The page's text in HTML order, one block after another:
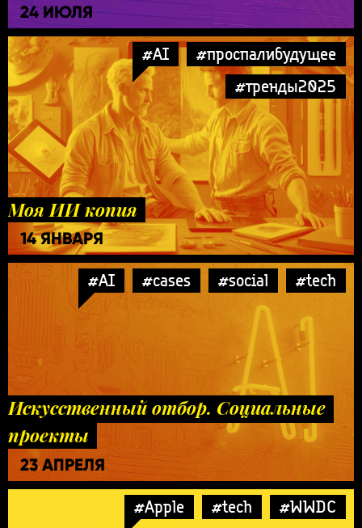
24 ИЮЛЯ
#AI
#проспалибудущее
#тренды2025
Моя ИИ копия
14 ЯНВАРЯ
#AI #cases #social #tech
Искусственный отбор. Социальные
проекты
23 АПРЕЛЯ
#Apple #tech #WWDC